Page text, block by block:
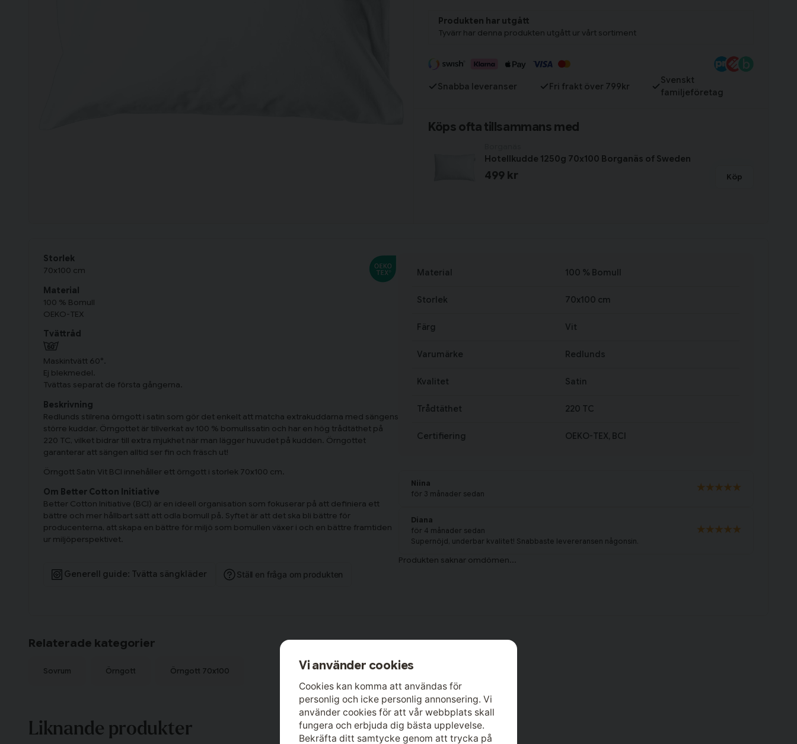
Produkten har utgått
Tyvärr har denna produkten utgått ur vårt sortiment
Snabba leveranser Fri frakt över 799kr
Svenskt
familjeföretag
Köps ofta tillsammans med
Hotellkudde 1250g 70x100 Borganäs of Sweden
499 kr Köp
Storlek
70x100 cm
Material
100 % Bomull
OEKO-TEX
Tvättråd
Maskintvätt 60°.
Ej blekmedel.
Tvättas separat de första gångerna.
Beskrivning
Redlunds stilrena örngott i satin som gör det enkelt att matcha extrakuddarna med sängens
större kuddar. Örngottet är tillverkat av 100 % bomullssatin och har en hög trådtäthet på
220 TC, vilket bidrar till extra mjukhet när man lägger huvudet på kudden. Örngottet
garanterar att sängen alltid ser fin och fräsch ut!
Örngott Satin Vit BCI innehåller ett örngott i storlek 70x100 cm.
Om Better Cotton Initiative
Better Cotton Initiative (BCI) är en ideell organisation som fokuserar på att definiera ett
bättre och mer hållbart sätt att odla bomull på. Syftet är att det ska bli bättre för
producenterna, att skapa en bättre för miljö som bomullen växer i och en bättre framtiden
ur miljöperspektivet.
Generell guide: Tvätta sängkläder Ställ en fråga om produkten
Material 100 % Bomull
Storlek 70x100 cm
Färg Vit
Varumärke Redlunds
Kvalitet Satin
Trådtäthet 220 TC
Certifiering OEKO-TEX, BCI
Niina
för 3 månader sedan
Diana
för 4 månader sedan
Supernöjd, underbar kvalitet! Snabbaste levereransen någonsin.
Relaterade kategorier
Sovrum Örngott Örngott 70x100
Liknande produkter
Har du alla tillbehör?
Vi använder cookies
Cookies kan komma att användas för
personlig och icke personlig annonsering. Vi
använder cookies för att vår webbplats skall
fungera och erbjuda dig bästa upplevelse.
Bekräfta ditt samtycke genom att trycka på